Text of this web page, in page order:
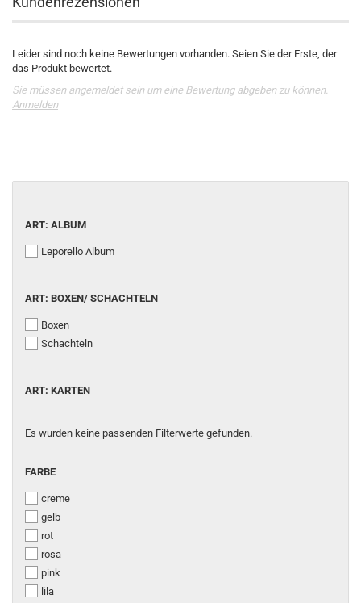
Leider sind noch keine Bewertungen vorhanden. Seien Sie der Erste, der
das Produkt bewertet.
Sie müssen angemeldet sein um eine Bewertung abgeben zu können.
Anmelden
ART: ALBUM
Leporello Album
ART: BOXEN/ SCHACHTELN
Boxen
Schachteln
ART: KARTEN
Es wurden keine passenden Filterwerte gefunden.
FARBE
creme
gelb
rot
rosa
pink
lila